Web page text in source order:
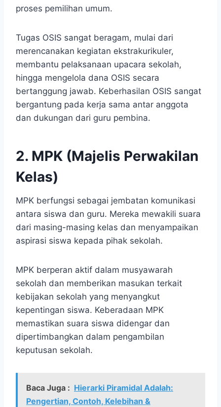
proses pemilihan umum.
Tugas OSIS sangat beragam, mulai dari
merencanakan kegiatan ekstrakurikuler,
membantu pelaksanaan upacara sekolah,
hingga mengelola dana OSIS secara
bertanggung jawab. Keberhasilan OSIS sangat
bergantung pada kerja sama antar anggota
dan dukungan dari guru pembina.
2. MPK (Majelis Perwakilan
Kelas)
MPK berfungsi sebagai jembatan komunikasi
antara siswa dan guru. Mereka mewakili suara
dari masing-masing kelas dan menyampaikan
aspirasi siswa kepada pihak sekolah.
MPK berperan aktif dalam musyawarah
sekolah dan memberikan masukan terkait
kebijakan sekolah yang menyangkut
kepentingan siswa. Keberadaan MPK
memastikan suara siswa didengar dan
dipertimbangkan dalam pengambilan
keputusan sekolah.
Baca Juga : Hierarki Piramidal Adalah:
Pengertian, Contoh, Kelebihan &